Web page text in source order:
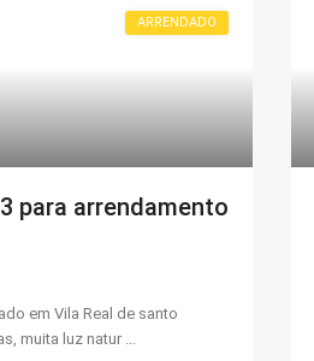
ARRENDADO
para arrendamento
em Vila Real de santo
muita luz natur